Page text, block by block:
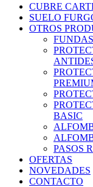
CUBRE
SUELO
OTROS
BASIC
PASOS
OFERTAS
NOVEDADES
CONTACTO